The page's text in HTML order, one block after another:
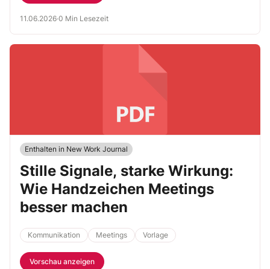
11.06.2026·0 Min Lesezeit
Enthalten in New Work Journal
Stille Signale, starke Wirkung:
Wie Handzeichen Meetings
besser machen
Kommunikation Meetings Vorlage
Vorschau anzeigen